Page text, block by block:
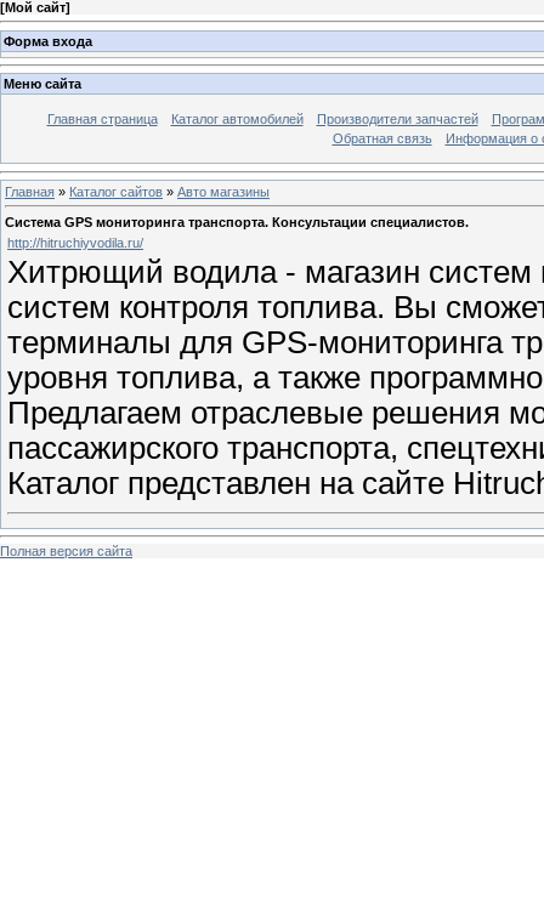
[Мой сайт]
Форма входа
Меню сайта
Главная страница Каталог автомобилей Производители запчастей
Обратная связь
Информация о
Главная » Каталог сайтов » Авто магазины
Система GPS мониторинга транспорта. Консультации специалистов.
http://hitruchiyvodila.ru/
Хитрющий водила - магазин систем
систем контроля топлива. Вы
терминалы для GPS-мониторинга
уровня топлива, а также
Предлагаем отраслевые решения
пассажирского транспорта,
Каталог представлен на сайте
Полная версия сайта